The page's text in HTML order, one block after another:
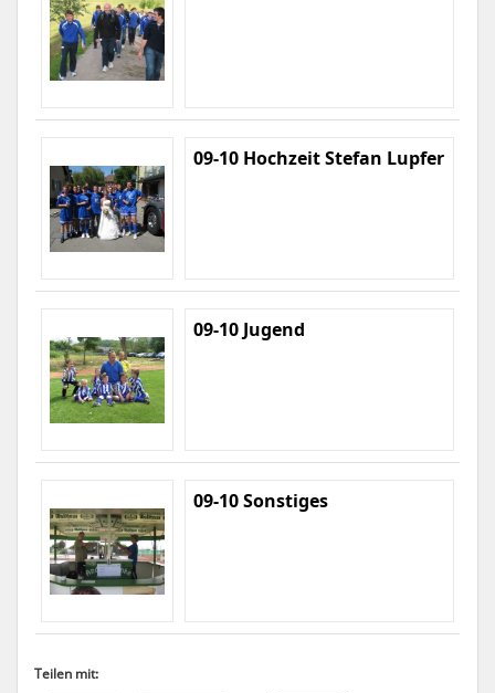
09-10 Hochzeit Stefan Lupfer
09-10 Jugend
09-10 Sonstiges
Teilen mit: